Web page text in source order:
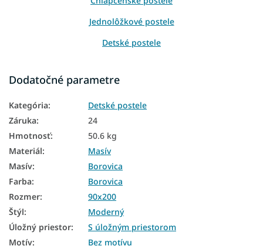
Jednolôžkové postele
Detské postele
Detský nábytok
Postele
Detské postele a postieľky
Detské postele 90x200
Detské postele s úložným priestorom
Jednolôžkové postele 90x200
Postele s úložným priestorom
Detské drevené postele
Dodatočné parametre
Kategória:
Detské postele
Záruka:
24
Hmotnosť:
50.6 kg
Materiál:
Masív
Masív:
Borovica
Farba:
Borovica
Rozmer:
90x200
Štýl:
Moderný
Úložný priestor:
S úložným priestorom
Motív: Bez motívu